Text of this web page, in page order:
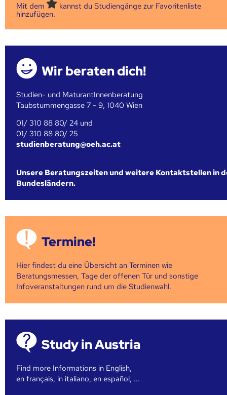
Mit dem
kannst du Studiengänge zur Favoritenliste
hinzufügen.
Wir beraten dich!
Studien- und MaturantInnenberatung
Taubstummengasse 7 - 9, 1040 Wien
01/ 310 88 80/ 24 und
01/ 310 88 80/ 25
studienberatung@oeh.ac.at
Unsere Beratungszeiten und weitere Kontaktstellen in
Bundesländern.
Termine!
Hier findest du eine Übersicht an Terminen wie
Beratungsmessen, Tage der offenen Tür und sonstige
Infoveranstaltungen rund um die Studienwahl.
Study in Austria
Find more Informations in English,
en français, in italiano, en español, ...